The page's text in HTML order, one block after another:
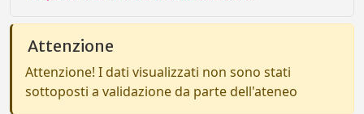
Attenzione
Attenzione! I dati visualizzati non sono stati
sottoposti a validazione da parte dell'ateneo